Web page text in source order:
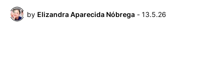
by Elizandra Aparecida Nóbrega - 13.5.26